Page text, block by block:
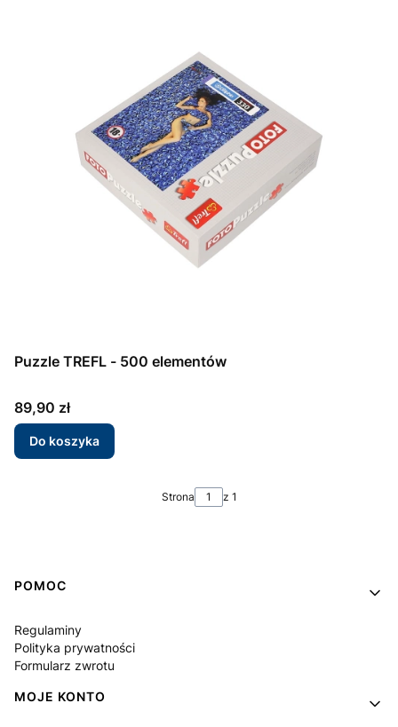
Puzzle TREFL - 500 elementów
Cena
89,90 zł
Do koszyka
Strona z 1
Linki w stopce
POMOC
Regulaminy
Polityka prywatności
Formularz zwrotu
MOJE KONTO